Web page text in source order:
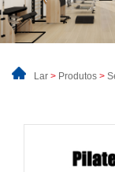
Lar > Produtos >